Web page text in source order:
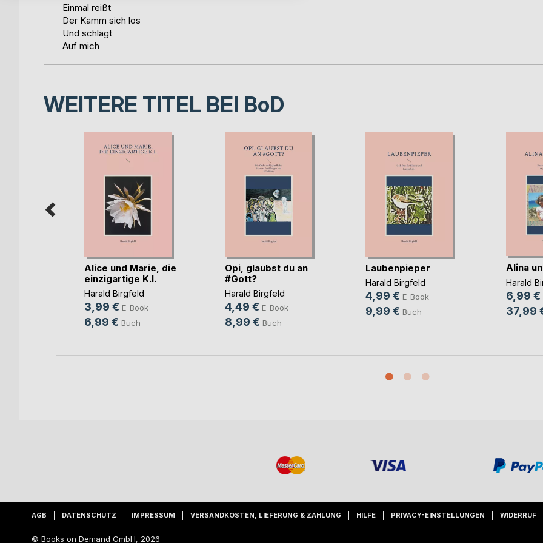
Einmal reißt
Der Kamm sich los
Und schlägt
Auf mich
WEITERE TITEL BEI BoD
Alice und Marie, die
einzigartige K.I.
Harald Birgfeld
3,99 € E-Book
6,99 € Buch
Opi, glaubst du an
#Gott?
Harald Birgfeld
4,49 € E-Book
8,99 € Buch
Laubenpieper
Harald Birgfeld
4,99 € E-Book
9,99 € Buch
Alina
Harald
6,99 €
37,99
AGB DATENSCHUTZ IMPRESSUM VERSANDKOSTEN, LIEFERUNG & ZAHLUNG HILFE PRIVACY-EINSTELLUNGEN WIDERRUF
© Books on Demand GmbH, 2026